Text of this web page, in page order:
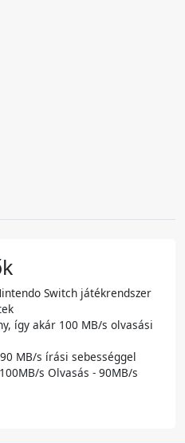
Switch játékrendszer
így akár 100 MB/s olvasási
MB/s írási sebességgel
s Olvasás - 90MB/s